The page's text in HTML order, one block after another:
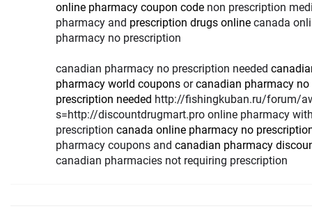
online pharmacy coupon code non prescription
pharmacy and prescription drugs online canada
pharmacy no prescription
canadian pharmacy no prescription needed
pharmacy world coupons orcanadian pharmacy no
prescription needed
s=http://discountdrugmart.pro online pharmacy
prescription canada online pharmacy no
pharmacy coupons and canadian pharmacy
canadian pharmacies not requiring prescription